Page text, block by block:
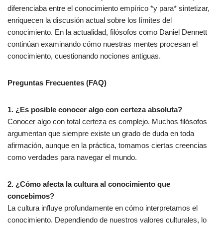
diferenciaba entre el conocimiento empírico *y para* sintetizar,
enriquecen la discusión actual sobre los límites del
conocimiento. En la actualidad, filósofos como Daniel Dennett
continúan examinando cómo nuestras mentes procesan el
conocimiento, cuestionando nociones antiguas.
Preguntas Frecuentes (FAQ)
1. ¿Es posible conocer algo con certeza absoluta?
Conocer algo con total certeza es complejo. Muchos filósofos
argumentan que siempre existe un grado de duda en toda
afirmación, aunque en la práctica, tomamos ciertas creencias
como verdades para navegar el mundo.
2. ¿Cómo afecta la cultura al conocimiento que
concebimos?
La cultura influye profundamente en cómo interpretamos el
conocimiento. Dependiendo de nuestros valores culturales, lo